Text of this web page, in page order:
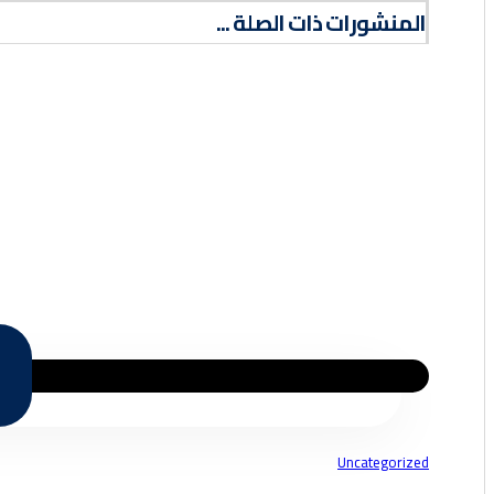
المنشورات ذات الصلة ...
Uncategorized